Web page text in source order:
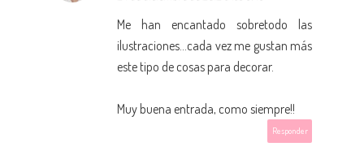
Me han encantado sobretodo las
ilustraciones...cada vez me gustan más
este tipo de cosas para decorar.
Muy buena entrada, como siempre!!
Responder